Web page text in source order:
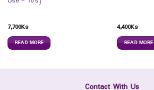
7,700Ks
READ MORE
4,400Ks
READ MORE
Contact With Us